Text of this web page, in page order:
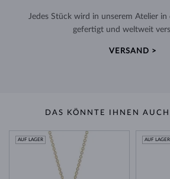
Jedes Stück wird in unserem Atelier in
gefertigt und weltweit
VERSAND >
DAS KÖNNTE IHNEN AUCH
AUF LAGER AUF LAGER